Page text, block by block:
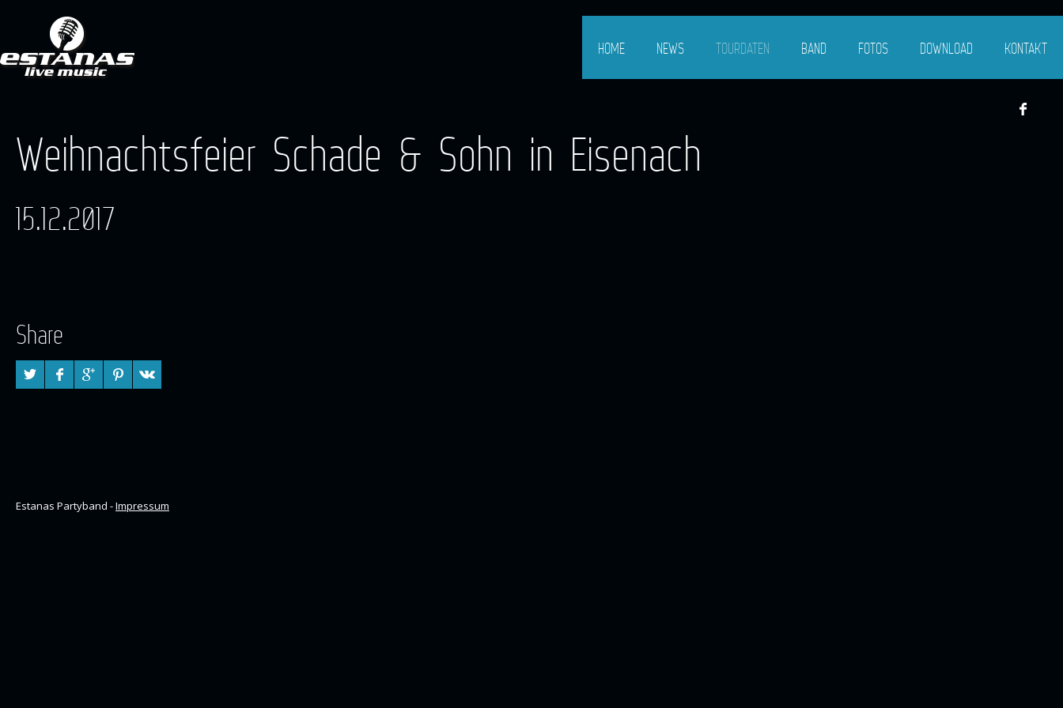
HOME NEWS TOURDATEN BAND FOTOS DOWNLOAD KONTAKT
Weihnachtsfeier Schade & Sohn in Eisenach
15.12.2017
Share
Estanas Partyband -Impressum